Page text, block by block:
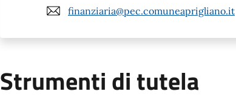
finanziaria@pec.comuneaprigliano.it
Strumenti di tutela